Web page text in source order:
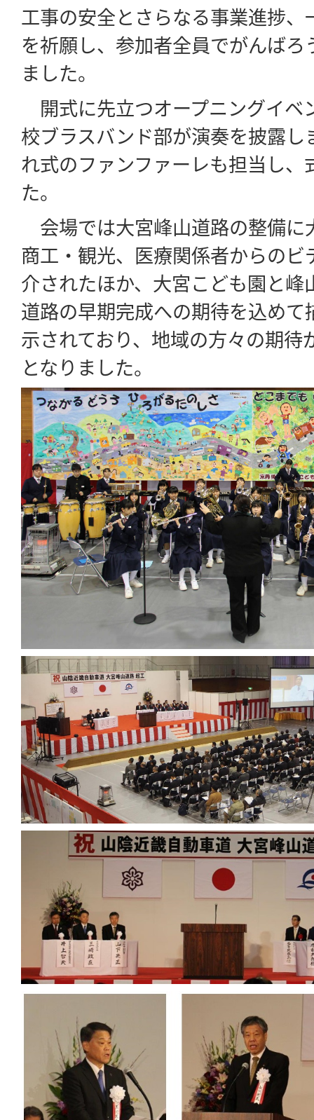
工事の安全とさらなる事業進捗
を祈願し、参加者全員でがんば
ました。
開式に先立つオープニングイベ
校ブラスバンド部が演奏を披露
れ式のファンファーレも担当し、
た。
会場では大宮峰山道路の整備に
商工・観光、医療関係者からのビ
介されたほか、大宮こども園と峰
道路の早期完成への期待を込め
示されており、地域の方々の期待
となりました。